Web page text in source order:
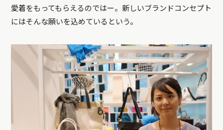
愛着をもってもらえるのではー。新しいブランドコンセプト
にはそんな願いを込めているという。